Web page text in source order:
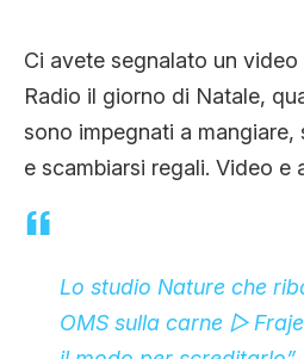
TRUFFE E SOCIAL
CLIMA ED ENERGIA
CHI SIAMO
Ci avete segnalato un
Radio il giorno di Natale,
sono impegnati a mangiare,
e scambiarsi regali. Video e
Lo studio Nature che
OMS sulla carne ▷